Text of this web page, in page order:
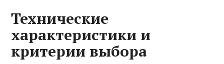
Технические
характеристики и
критерии выбора